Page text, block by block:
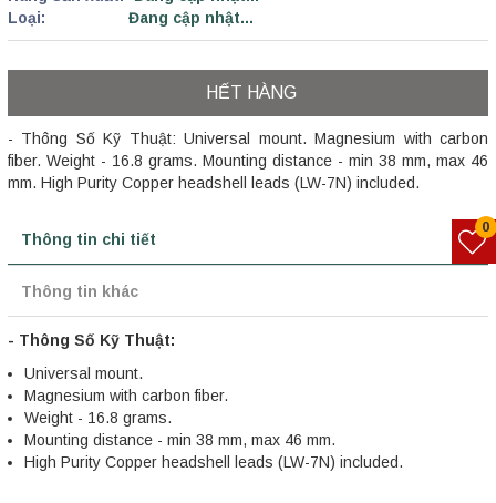
Loại:
Đang cập nhật...
HẾT HÀNG
- Thông Số Kỹ Thuật: Universal mount. Magnesium with carbon
fiber. Weight - 16.8 grams. Mounting distance - min 38 mm, max 46
mm. High Purity Copper headshell leads (LW-7N) included.
Thông tin chi tiết
Thông tin khác
- Thông Số Kỹ Thuật:
Universal mount.
Magnesium with carbon fiber.
Weight - 16.8 grams.
Mounting distance - min 38 mm, max 46 mm.
High Purity Copper headshell leads (LW-7N) included.
0